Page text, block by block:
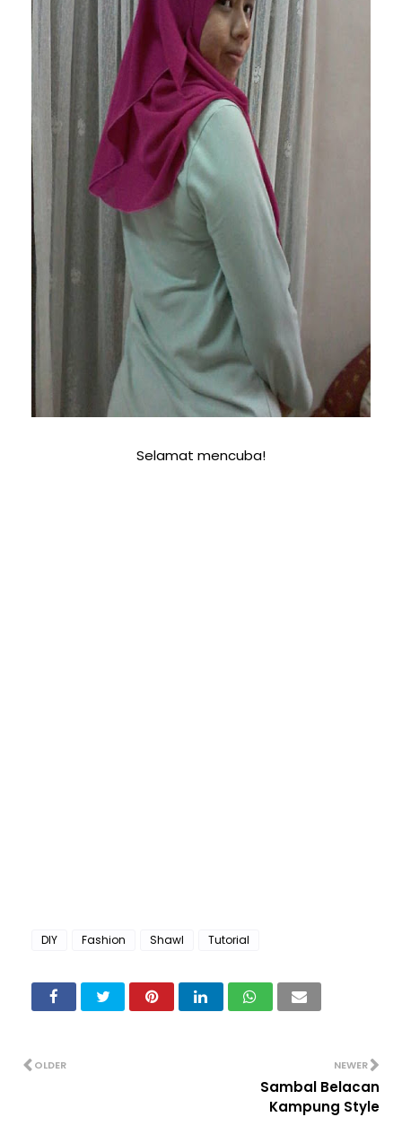
Selamat mencuba!
DIY Fashion Shawl Tutorial
NEWER
Sambal Belacan
Kampung Style
OLDER